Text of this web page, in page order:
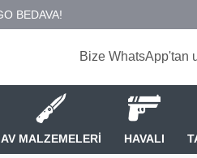
Bize WhatsApp'tan
AV MALZEMELERİ HAVALI